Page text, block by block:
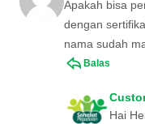
Apakah bisa
dengan
nama sudah
Balas
Hai